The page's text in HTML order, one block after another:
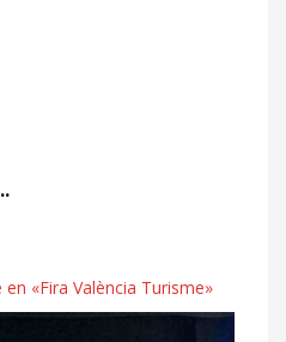
«Fira València Turisme»